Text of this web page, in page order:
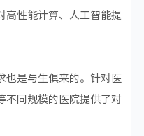
高性能计算、人工智能提
也是与生俱来的。针对医
不同规模的医院提供了对